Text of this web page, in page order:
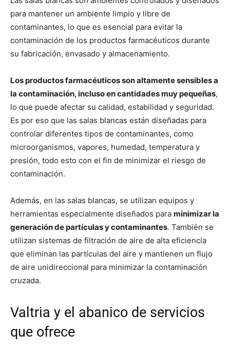
para mantener un ambiente limpio y libre de
contaminantes, lo que es esencial para evitar la
contaminación de los productos farmacéuticos durante
su fabricación, envasado y almacenamiento.
Los productos farmacéuticos son altamente sensibles a
la contaminación, incluso en cantidades muy pequeñas,
lo que puede afectar su calidad, estabilidad y seguridad.
Es por eso que las salas blancas están diseñadas para
controlar diferentes tipos de contaminantes, como
microorganismos, vapores, humedad, temperatura y
presión, todo esto con el fin de minimizar el riesgo de
contaminación.
Además, en las salas blancas, se utilizan equipos y
herramientas especialmente diseñados para minimizar la
generación de partículas y contaminantes. También se
utilizan sistemas de filtración de aire de alta eficiencia
que eliminan las partículas del aire y mantienen un flujo
de aire unidireccional para minimizar la contaminación
cruzada.
Valtria y el abanico de servicios
que ofrece